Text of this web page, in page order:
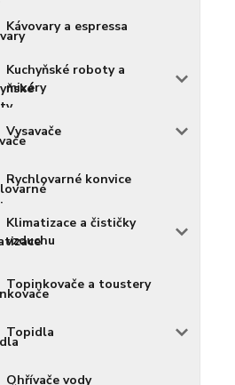
Kávovary a espressa
Kuchyňské roboty a
mixéry
Vysavače
Rychlovarné konvice
Klimatizace a čističky
vzduchu
Topinkovače a toustery
Topidla
Ohřívače vody